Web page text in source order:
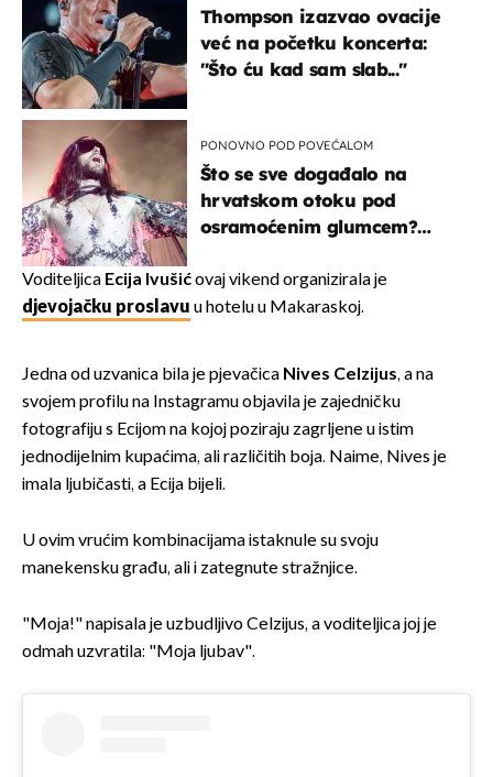
Thompson izazvao ovacije
već na početku koncerta:
"Što ću kad sam slab..."
PONOVNO POD POVEĆALOM
Što se sve događalo na
hrvatskom otoku pod
osramoćenim glumcem?
izazivaju nevjericu
Voditeljica Ecija Ivušićovaj vikend organizirala je
djevojačku proslavu u hotelu u Makaraskoj.
Jedna od uzvanica bila je pjevačica Nives Celzijus, a na
svojem profilu na Instagramu objavila je zajedničku
fotografiju s Ecijom na kojoj poziraju zagrljene u istim
jednodijelnim kupaćima, ali različitih boja. Naime, Nives je
imala ljubičasti, a Ecija bijeli.
U ovim vrućim kombinacijama istaknule su svoju
manekensku građu, ali i zategnute stražnjice.
"Moja!" napisala je uzbudljivo Celzijus, a voditeljica joj je
odmah uzvratila: "Moja ljubav".